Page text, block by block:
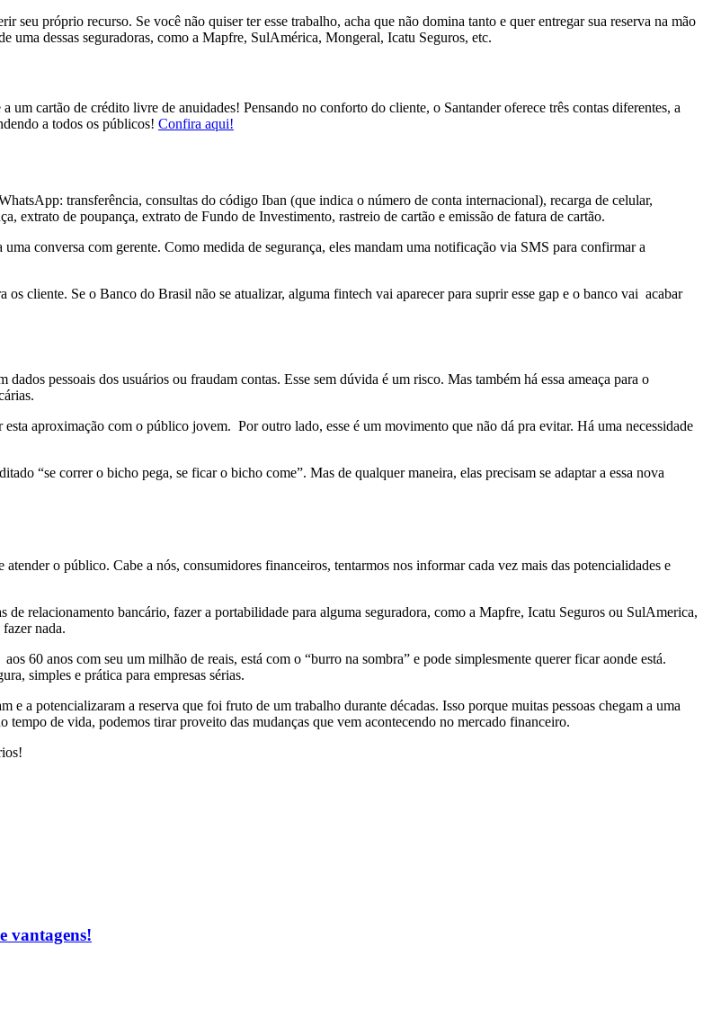
próprio recurso. Se você não quiser ter esse trabalho, acha que não domina tanto e quer entregar sua reserva na mão
uma dessas seguradoras, como a Mapfre, SulAmérica, Mongeral, Icatu Seguros, etc.
um cartão de crédito livre de anuidades! Pensando no conforto do cliente, o Santander oferece três contas diferentes, a
a todos os públicos! Confira aqui!
transferência, consultas do código Iban (que indica o número de conta internacional), recarga de celular,
extrato de poupança, extrato de Fundo de Investimento, rastreio de cartão e emissão de fatura de cartão.
conversa com gerente. Como medida de segurança, eles mandam uma notificação via SMS para confirmar a
cliente. Se o Banco do Brasil não se atualizar, alguma fintech vai aparecer para suprir esse gap e o banco vai acabar
pessoais dos usuários ou fraudam contas. Esse sem dúvida é um risco. Mas também há essa ameaça para o
aproximação com o público jovem. Por outro lado, esse é um movimento que não dá pra evitar. Há uma necessidade
“se correr o bicho pega, se ficar o bicho come”. Mas de qualquer maneira, elas precisam se adaptar a essa nova
o público. Cabe a nós, consumidores financeiros, tentarmos nos informar cada vez mais das potencialidades e
relacionamento bancário, fazer a portabilidade para alguma seguradora, como a Mapfre, Icatu Seguros ou SulAmerica,
nada.
60 anos com seu um milhão de reais, está com o “burro na sombra” e pode simplesmente querer ficar aonde está.
simples e prática para empresas sérias.
e a potencializaram a reserva que foi fruto de um trabalho durante décadas. Isso porque muitas pessoas chegam a uma
tempo de vida, podemos tirar proveito das mudanças que vem acontecendo no mercado financeiro.
vantagens!